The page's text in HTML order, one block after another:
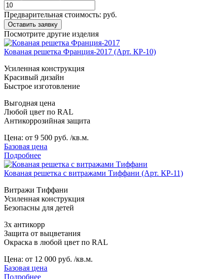
Предварительная стоимость: руб.
Посмотрите другие изделия
Кованая решетка Франция-2017 (Арт. КР-10)
Усиленная конструкция
Красивый дизайн
Быстрое изготовление
Выгодная цена
Любой цвет по RAL
Антикоррозийная защита
Цена: от 9 500 руб. /кв.м.
Базовая цена
Подробнее
Кованая решетка с витражами Тиффани (Арт. КР-11)
Витражи Тиффани
Усиленная конструкция
Безопасны для детей
3х антикорр
Защита от выцветания
Окраска в любой цвет по RAL
Цена: от 12 000 руб. /кв.м.
Базовая цена
Подробнее